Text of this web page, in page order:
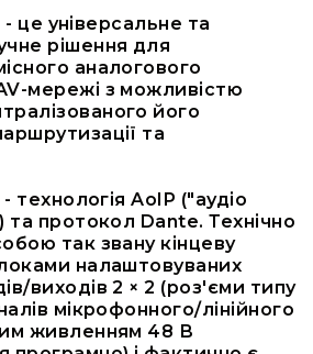
розподіл
RF
кабелі
RF
роз'їєми
Генератори
тайм-
кодів
Приймачі
та
передавачі
- це універсальне та
рішення для
аналогового
мережі з можливістю
його
та
технологія AoIP ("аудіо
та протокол Dante. Технічно
так звану кінцеву
налаштовуваних
виходів 2 × 2 (роз'єми типу
мікрофонного/лінійного
живленням 48 В